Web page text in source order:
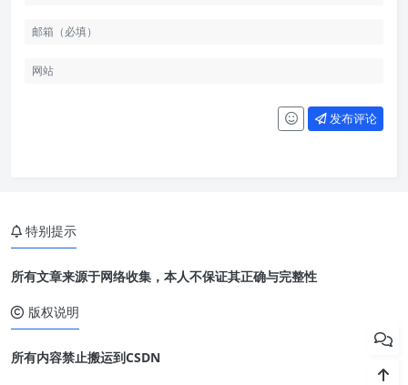
发布评论
特别提示
所有文章来源于网络收集，本人不保证其正确与完整性
版权说明
所有内容禁止搬运到CSDN